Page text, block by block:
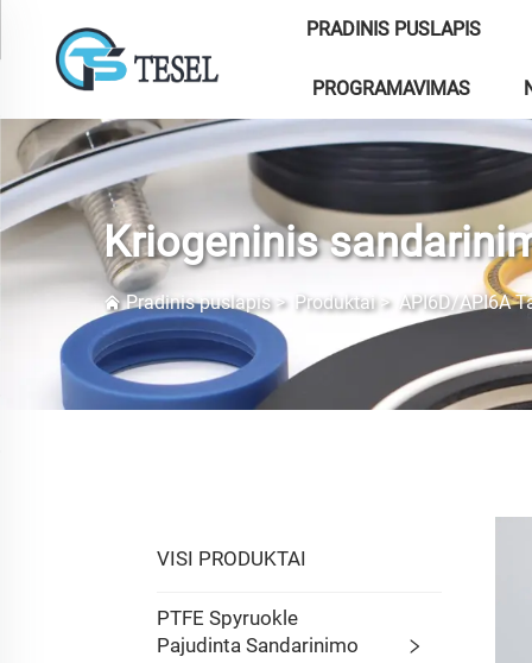
PRADINIS PUSLAPIS
PROGRAMAVIMAS
Kriogeninis
Pradinis puslapis> Produktai> API6D/API6A
VISI PRODUKTAI
PTFE Spyruokle
Pajudinta Sandarinimo